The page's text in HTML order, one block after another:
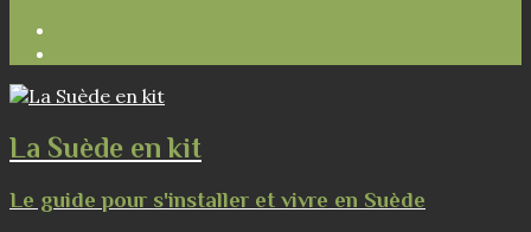
La Suède en kit
Le guide pour s'installer et vivre en Suède